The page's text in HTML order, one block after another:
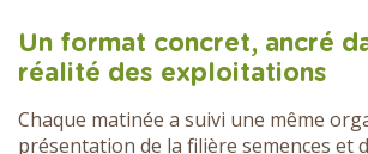
Un format concret, ancré
réalité des exploitations
Chaque matinée a suivi une même
présentation de la filière semences et